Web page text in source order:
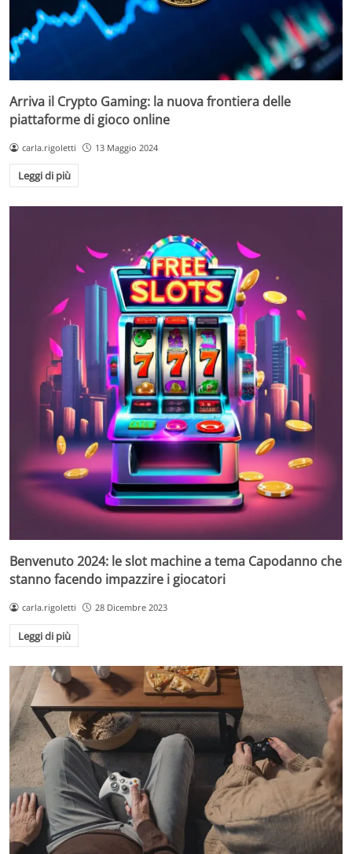
Arriva il Crypto Gaming: la nuova frontiera delle
piattaforme di gioco online
carla.rigoletti 13 Maggio 2024
Leggi di più
Benvenuto 2024: le slot machine a tema Capodanno che
stanno facendo impazzire i giocatori
carla.rigoletti 28 Dicembre 2023
Leggi di più